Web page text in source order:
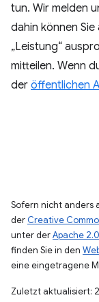
tun. Wir melden
dahin können Sie
„Leistung“
mitteilen. Wenn
der öffentlichen
Sofern nicht anders
der Creative
unter derApache
finden Sie in den
eine eingetragene
Zuletzt aktualisiert: